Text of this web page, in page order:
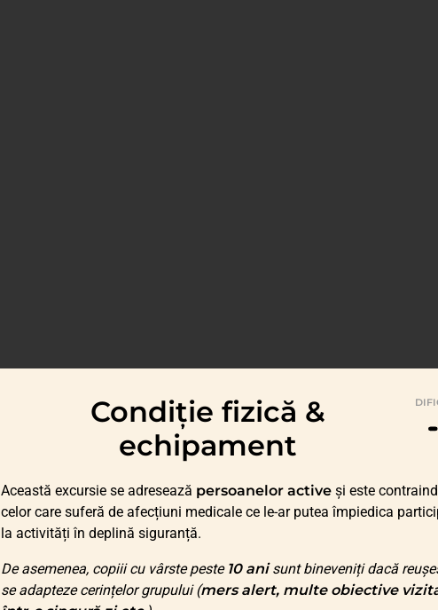
Condiție fizică &
echipament
Această excursie se adresează persoanelor active și este
celor care suferă de afecțiuni medicale ce le-ar putea împiedica
la activități în deplină siguranță.
De asemenea, copiii cu vârste peste 10 anisunt bineveniți dacă
se adapteze cerințelor grupului (mers alert, multe obiective